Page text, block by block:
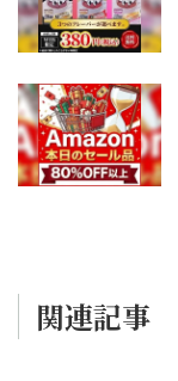
関連記事